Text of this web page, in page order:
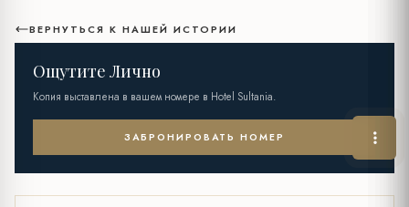
ВЕРНУТЬСЯ К НАШЕЙ ИСТОРИИ
Ощутите Лично
Копия выставлена в вашем номере в Hotel Sultania.
ЗАБРОНИРОВАТЬ НОМЕР